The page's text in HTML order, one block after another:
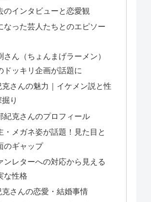
のインタビューと恋愛観
なった芸人たちとのエピソー
さん（ちょんまげラーメン）
ドッキリ企画が話題に
克さんの魅力｜イケメン説と性
り
紀克さんのプロフィール
・メガネ姿が話題！見た目と
のギャップ
ンレターへの対応から見える
な性格
克さんの恋愛・結婚事情